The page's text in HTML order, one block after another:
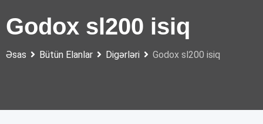
Godox sl200 isiq
Əsas Bütün Elanlar Digərləri Godox sl200 isiq